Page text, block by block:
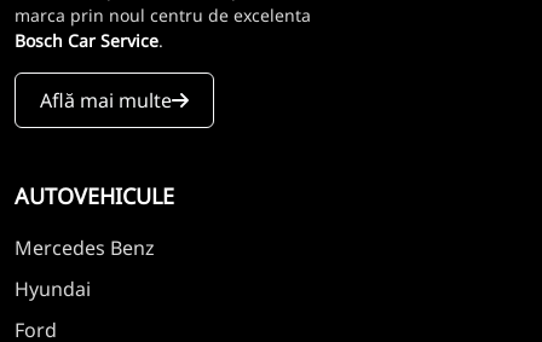
marca prin noul centru de excelenta
Bosch Car Service.
Află mai multe
AUTOVEHICULE
Mercedes Benz
Hyundai
Ford